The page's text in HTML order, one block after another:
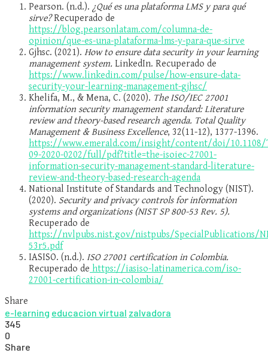
Pearson. (n.d.). ¿Qué es una plataforma LMS y para qué
sirve?Recuperado de
https://blog.pearsonlatam.com/columna-de-
opinion/que-es-una-plataforma-lms-y-para-que-sirve
Gjhsc. (2021). How to ensure data security in your learning
management system. LinkedIn. Recuperado de
https://www.linkedin.com/pulse/how-ensure-data-
security-your-learning-management-gjhsc/
Khelifa, M., & Mena, C. (2020). The ISO/IEC 27001
information security management standard: Literature
review and theory-based research agenda. Total Quality
Management & Business Excellence, 32(11-12), 1377-1396.
https://www.emerald.com/insight/content/doi/10.1108/
09-2020-0202/full/pdf?title=the-isoiec-27001-
information-security-management-standard-literature-
review-and-theory-based-research-agenda
National Institute of Standards and Technology (NIST).
(2020). Security and privacy controls for information
systems and organizations (NIST SP 800-53 Rev. 5).
Recuperado de
https://nvlpubs.nist.gov/nistpubs/SpecialPublications/
53r5.pdf
IASISO. (n.d.). ISO 27001 certification in Colombia.
Recuperado de https://iasiso-latinamerica.com/iso-
27001-certification-in-colombia/
Share
e-learning educacion virtual zalvadora
345
0
Share